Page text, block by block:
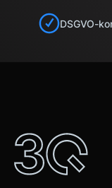
Partner führen
weiteren Daten
haben oder die
DSGVO-